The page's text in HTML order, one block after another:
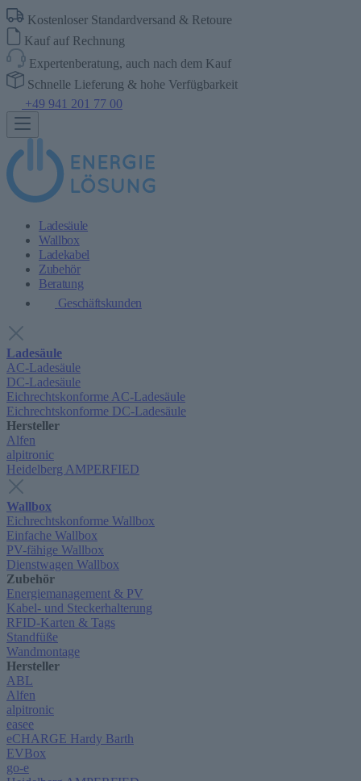
Kostenloser Standardversand & Retoure
Kauf auf Rechnung
Expertenberatung, auch nach dem Kauf
Schnelle Lieferung & hohe Verfügbarkeit
+49 941 201 77 00
Ladesäule
Wallbox
Ladekabel
Zubehör
Beratung
Geschäftskunden
Ladesäule
AC-Ladesäule
DC-Ladesäule
Eichrechtskonforme AC-Ladesäule
Eichrechtskonforme DC-Ladesäule
Hersteller
Alfen
alpitronic
Heidelberg AMPERFIED
Wallbox
Eichrechtskonforme Wallbox
Einfache Wallbox
PV-fähige Wallbox
Dienstwagen Wallbox
Zubehör
Energiemanagement & PV
Kabel- und Steckerhalterung
RFID-Karten & Tags
Standfüße
Wandmontage
Hersteller
ABL
Alfen
alpitronic
easee
eCHARGE Hardy Barth
EVBox
go-e